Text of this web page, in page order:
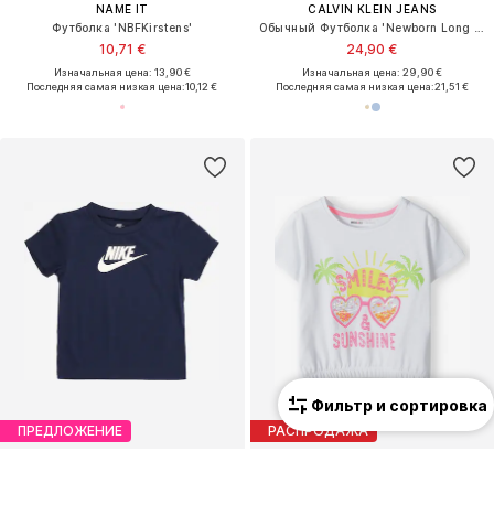
NAME IT
Футболка 'NBFKirstens'
10,71 €
Изначальная цена: 13,90 €
Последняя самая низкая цена:10,12 €
CALVIN KLEIN JEANS
24,90 €
Изначальная цена: 29,90 €
Последняя самая низкая цена:21,51 €
ПРЕДЛОЖЕНИЕ РАСПРОДАЖА
Фильтр и сортировка